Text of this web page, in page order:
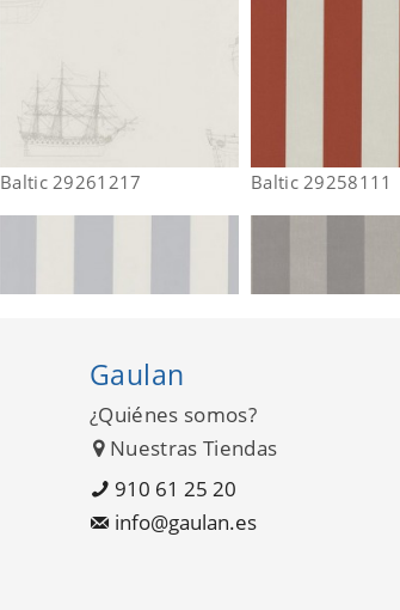
Baltic 29261217 Baltic 29258111
Gaulan
¿Quiénes somos?
Nuestras Tiendas
910 61 25 20
info@gaulan.es